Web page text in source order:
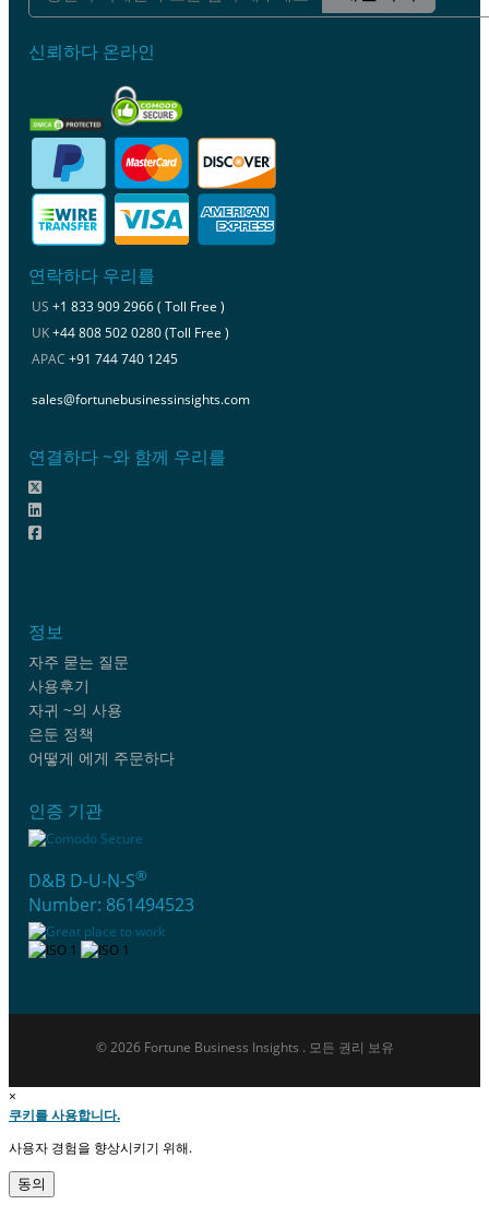
신뢰하다 온라인
연락하다 우리를
US +1 833 909 2966 ( Toll Free )
UK+44 808 502 0280 (Toll Free )
APAC +91 744 740 1245
sales@fortunebusinessinsights.com
연결하다 ~와 함께 우리를
정보
자주 묻는 질문
사용후기
자귀 ~의 사용
은둔 정책
어떻게 에게 주문하다
인증 기관
D&B D-U-N-S®
Number: 861494523
© 2026 Fortune Business Insights . 모든 권리 보유
×
쿠키를 사용합니다.
사용자 경험을 향상시키기 위해.
동의